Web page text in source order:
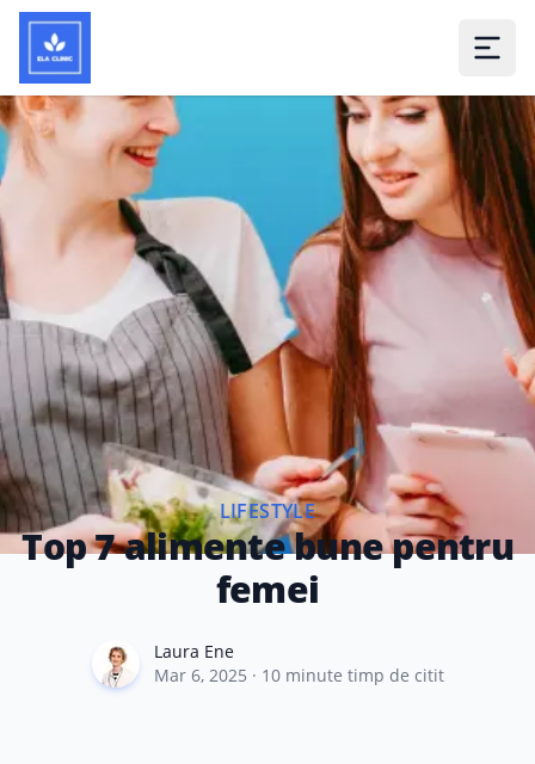
LIFESTYLE
Top 7 alimente bune pentru
femei
Laura EneLaura Ene
Mar 6, 2025 · 10minute timp de citit